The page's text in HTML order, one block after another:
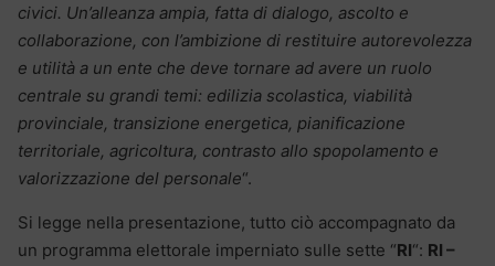
civici. Un’alleanza ampia, fatta di dialogo, ascolto e
collaborazione, con l’ambizione di restituire autorevolezza
e utilità a un ente che deve tornare ad avere un ruolo
centrale su grandi temi: edilizia scolastica, viabilità
provinciale, transizione energetica, pianificazione
territoriale, agricoltura, contrasto allo spopolamento e
valorizzazione del personale“.
Si legge nella presentazione, tutto ciò accompagnato da
un programma elettorale imperniato sulle sette “RI“: RI –